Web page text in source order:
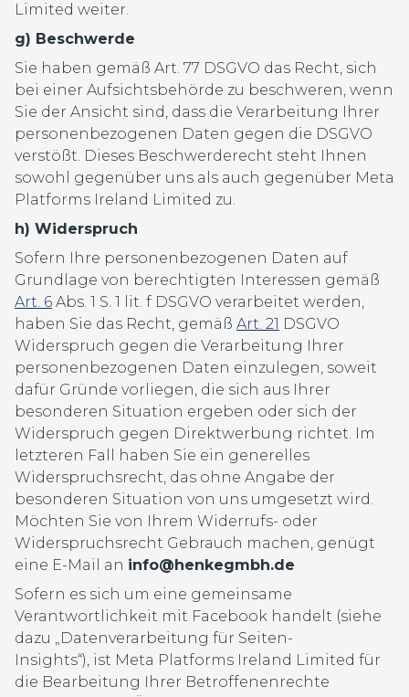
Limited weiter.
g) Beschwerde
Sie haben gemäß Art. 77 DSGVO das Recht, sich
bei einer Aufsichtsbehörde zu beschweren, wenn
Sie der Ansicht sind, dass die Verarbeitung Ihrer
personenbezogenen Daten gegen die DSGVO
verstößt. Dieses Beschwerderecht steht Ihnen
sowohl gegenüber uns als auch gegenüber Meta
Platforms Ireland Limited zu.
h) Widerspruch
Sofern Ihre personenbezogenen Daten auf
Grundlage von berechtigten Interessen gemäß
Art. 6 Abs. 1 S. 1 lit. f DSGVO verarbeitet werden,
haben Sie das Recht, gemäß Art. 21 DSGVO
Widerspruch gegen die Verarbeitung Ihrer
personenbezogenen Daten einzulegen, soweit
dafür Gründe vorliegen, die sich aus Ihrer
besonderen Situation ergeben oder sich der
Widerspruch gegen Direktwerbung richtet. Im
letzteren Fall haben Sie ein generelles
Widerspruchsrecht, das ohne Angabe der
besonderen Situation von uns umgesetzt wird.
Möchten Sie von Ihrem Widerrufs- oder
Widerspruchsrecht Gebrauch machen, genügt
eine E-Mail an info@henkegmbh.de
Sofern es sich um eine gemeinsame
Verantwortlichkeit mit Facebook handelt (siehe
dazu „Datenverarbeitung für Seiten-
Insights“), ist Meta Platforms Ireland Limited für
die Bearbeitung Ihrer Betroffenenrechte